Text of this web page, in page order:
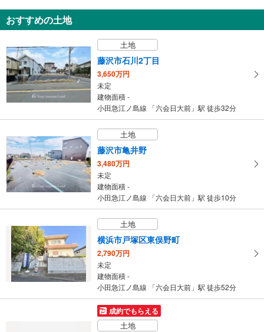
建物面積 105.57m2
小田急江ノ島線 「六会日大前」駅 徒歩35分
おすすめの土地
土地
藤沢市石川2丁目
3,650万円
未定
建物面積 -
小田急江ノ島線 「六会日大前」駅 徒歩32分
土地
藤沢市亀井野
3,480万円
未定
建物面積 -
小田急江ノ島線 「六会日大前」駅 徒歩10分
土地
横浜市戸塚区東俣野町
2,790万円
未定
建物面積 -
小田急江ノ島線 「六会日大前」駅 徒歩52分
成約でもらえる
土地